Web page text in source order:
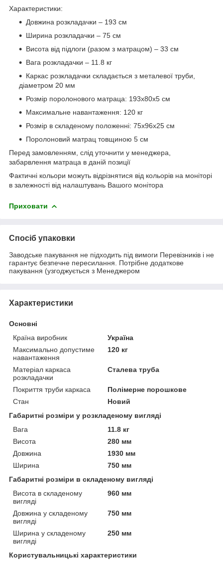
Характеристики:
Довжина розкладачки – 193 см
Ширина розкладачки – 75 см
Висота від підлоги (разом з матрацом) – 33 см
Вага розкладачки – 11.8 кг
Каркас розкладачки складається з металевої труби,
діаметром 20 мм
Розмір поролонового матраца: 193х80х5 см
Максимальне навантаження: 120 кг
Розмір в складеному положенні: 75х96х25 см
Поролоновий матрац товщиною 5 см
Перед замовленням, слід уточнити у менеджера,
забарвлення матраца в даній позиції
Фактичні кольори можуть відрізнятися від кольорів на моніторі
в залежності від налаштувань Вашого монітора
Приховати
Спосіб упаковки
Заводське пакування не підходить під вимоги Перевізників і не
гарантує безпечне пересилання. Потрібне додаткове
пакування (узгоджується з Менеджером
Характеристики
Основні
Країна виробник
Україна
Максимально допустиме
навантаження
120 кг
Матеріал каркаса
розкладачки
Сталева труба
Покриття труби каркаса
Полімерне порошкове
Стан
Новий
Габаритні розміри у розкладеному вигляді
Вага
11.8 кг
Висота
280 мм
Довжина
1930 мм
Ширина
750 мм
Габаритні розміри в складеному вигляді
Висота в складеному
вигляді
960 мм
Довжина у складеному
вигляді
750 мм
Ширина у складеному
вигляді
250 мм
Користувальницькі характеристики